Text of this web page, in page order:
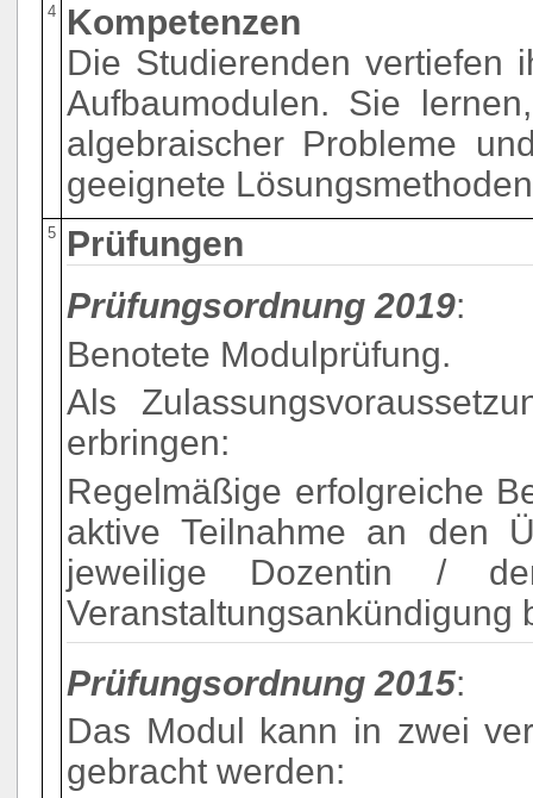
4
Kompetenzen
Die Studierenden vertiefen
Aufbaumodulen. Sie
algebraischer Probleme
geeignete
5
Prüfungen
Prüfungsordnung 2019:
Benotete Modulprüfung.
Als
erbringen:
Regelmäßige erfolgreiche
aktive Teilnahme an den
jeweilige Dozentin /
Veranstaltungsankündigung
Prüfungsordnung 2015:
Das Modul kann in zwei
gebracht werden: